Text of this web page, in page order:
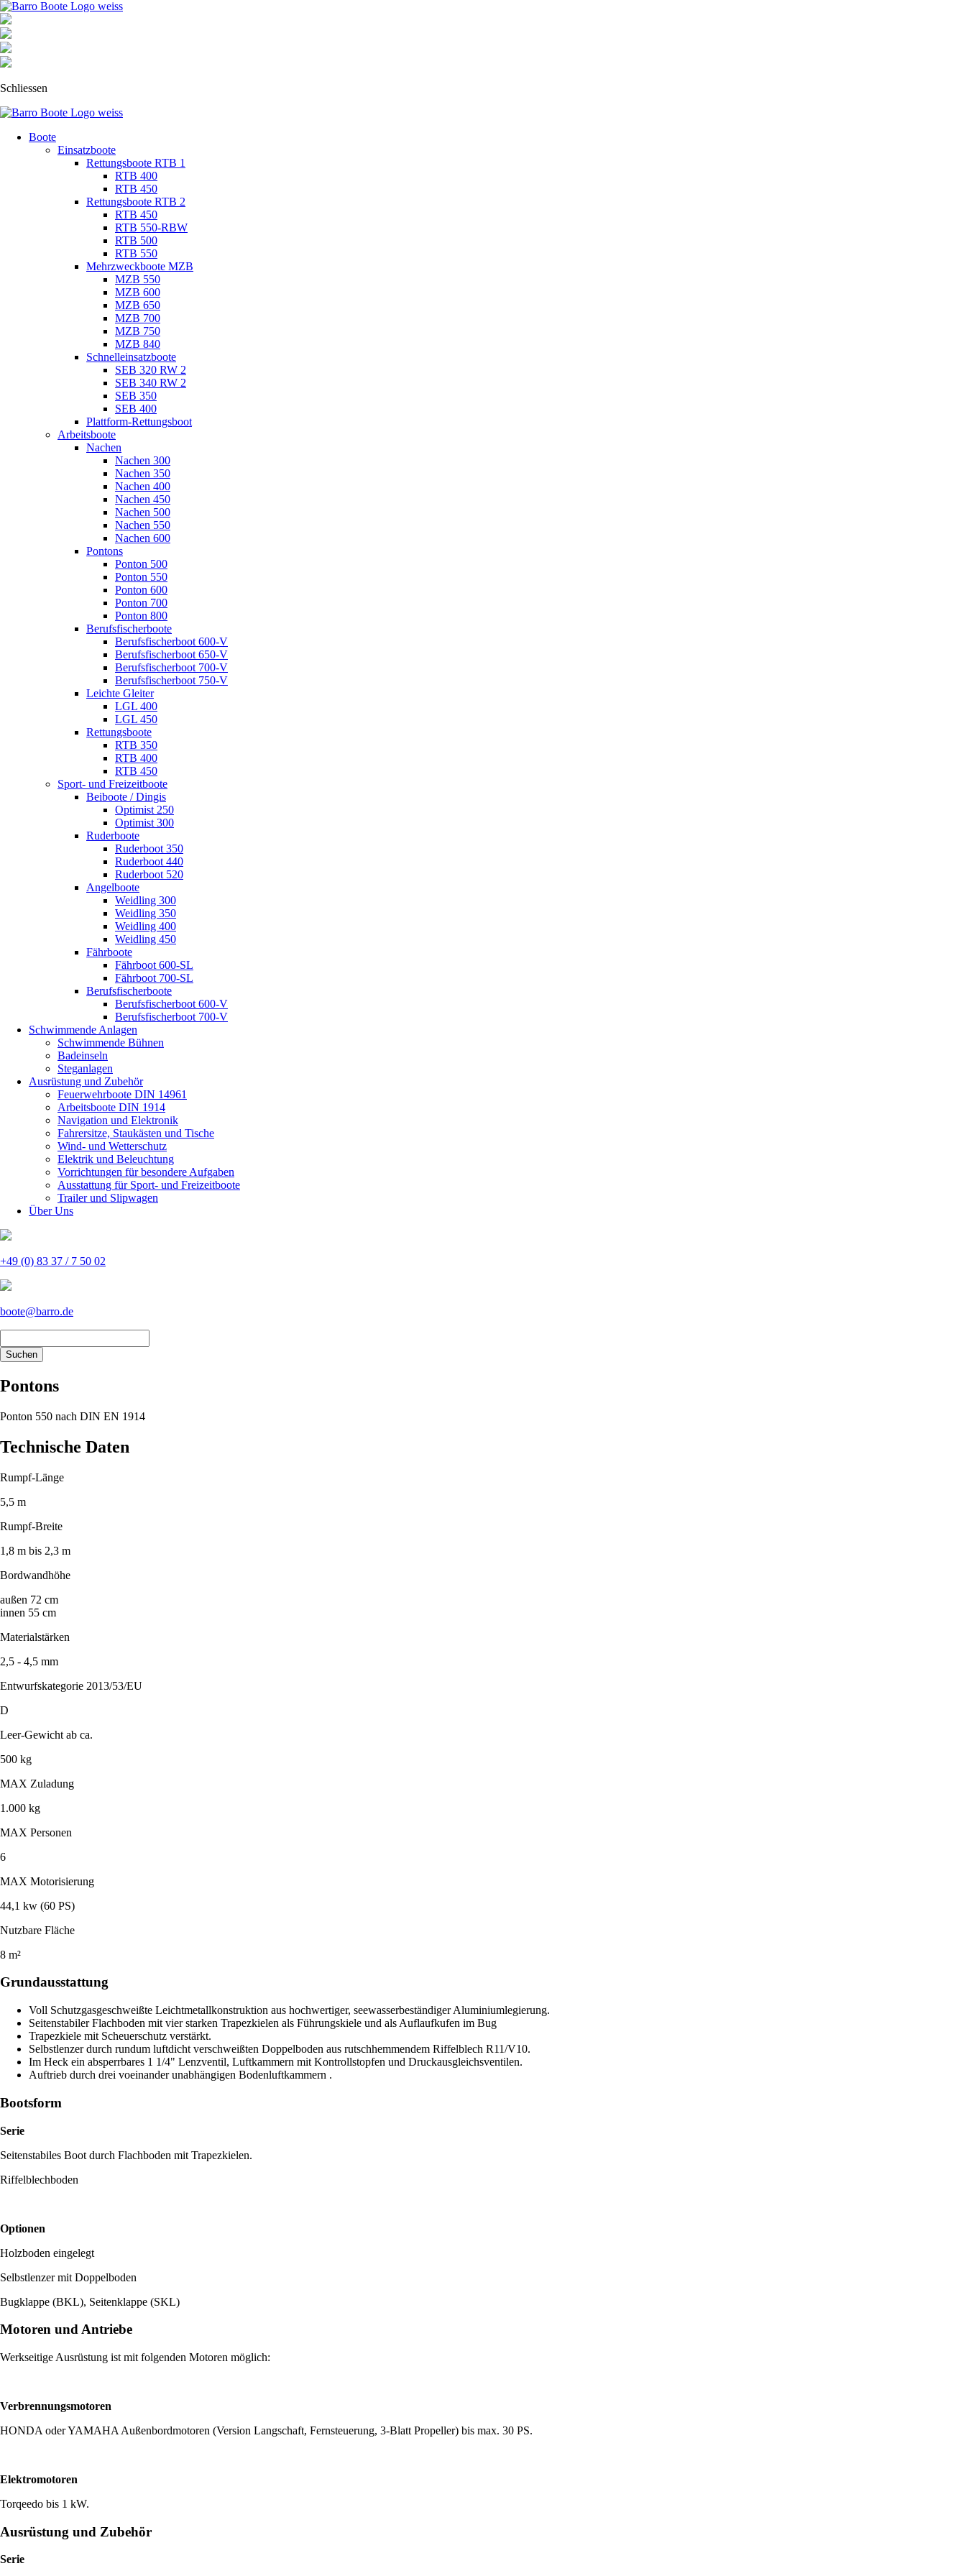
Schliessen
überspringen
Boote
Einsatzboote
Rettungsboote RTB 1
RTB 400
RTB 450
Rettungsboote RTB 2
RTB 450
RTB 550-RBW
RTB 500
RTB 550
Mehrzweckboote MZB
MZB 550
MZB 600
MZB 650
MZB 700
MZB 750
MZB 840
Schnelleinsatzboote
SEB 320 RW 2
SEB 340 RW 2
SEB 350
SEB 400
Plattform-Rettungsboot
Arbeitsboote
Nachen
Nachen 300
Nachen 350
Nachen 400
Nachen 450
Nachen 500
Nachen 550
Nachen 600
Pontons
Ponton 500
Ponton 550
Ponton 600
Ponton 700
Ponton 800
Berufsfischerboote
Berufsfischerboot 600-V
Berufsfischerboot 650-V
Berufsfischerboot 700-V
Berufsfischerboot 750-V
Leichte Gleiter
LGL 400
LGL 450
Rettungsboote
RTB 350
RTB 400
RTB 450
Sport- und Freizeitboote
Beiboote / Dingis
Optimist 250
Optimist 300
Ruderboote
Ruderboot 350
Ruderboot 440
Ruderboot 520
Angelboote
Weidling 300
Weidling 350
Weidling 400
Weidling 450
Fährboote
Fährboot 600-SL
Fährboot 700-SL
Berufsfischerboote
Berufsfischerboot 600-V
Berufsfischerboot 700-V
Schwimmende Anlagen
Schwimmende Bühnen
Badeinseln
Steganlagen
Ausrüstung und Zubehör
Feuerwehrboote DIN 14961
Arbeitsboote DIN 1914
Navigation und Elektronik
Fahrersitze, Staukästen und Tische
Wind- und Wetterschutz
Elektrik und Beleuchtung
Vorrichtungen für besondere Aufgaben
Ausstattung für Sport- und Freizeitboote
Trailer und Slipwagen
Über Uns
+49 (0) 83 37 / 7 50 02
boote@barro.de
Suchen
Pontons
Ponton 550 nach DIN EN 1914
Technische Daten
Rumpf-Länge
5,5 m
Rumpf-Breite
1,8 m bis 2,3 m
Bordwandhöhe
außen 72 cm
innen 55 cm
Materialstärken
2,5 - 4,5 mm
Entwurfskategorie 2013/53/EU
D
Leer-Gewicht ab ca.
500 kg
MAX Zuladung
1.000 kg
MAX Personen
6
MAX Motorisierung
44,1 kw (60 PS)
Nutzbare Fläche
8 m²
Grundausstattung
Voll Schutzgasgeschweißte Leichtmetallkonstruktion aus hochwertiger, seewasserbeständiger Aluminiumlegierung.
Seitenstabiler Flachboden mit vier starken Trapezkielen als Führungskiele und als Auflaufkufen im Bug
Trapezkiele mit Scheuerschutz verstärkt.
Selbstlenzer durch rundum luftdicht verschweißten Doppelboden aus rutschhemmendem Riffelblech R11/V10.
Im Heck ein absperrbares 1 1/4" Lenzventil, Luftkammern mit Kontrollstopfen und Druckausgleichsventilen.
Auftrieb durch drei voeinander unabhängigen Bodenluftkammern .
Bootsform
Serie
Seitenstabiles Boot durch Flachboden mit Trapezkielen.
Riffelblechboden
Optionen
Holzboden eingelegt
Selbstlenzer mit Doppelboden
Bugklappe (BKL), Seitenklappe (SKL)
Motoren und Antriebe
Werkseitige Ausrüstung ist mit folgenden Motoren möglich:
Verbrennungsmotoren
HONDA oder YAMAHA Außenbordmotoren (Version Langschaft, Fernsteuerung, 3-Blatt Propeller) bis max. 30 PS.
Elektromotoren
Torqeedo bis 1 kW.
Ausrüstung und Zubehör
Serie